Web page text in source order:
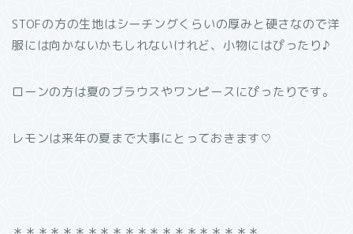
STOFの方の生地はシーチングくらいの厚みと硬さなので洋
服には向かないかもしれないけれど、小物にはぴったり♪
ローンの方は夏のブラウスやワンピースにぴったりです。
レモンは来年の夏まで大事にとっておきます♡